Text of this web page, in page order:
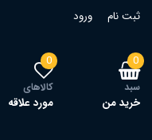
ثبت نام ورود
0
سبد
خرید من
0
کالاهای
مورد علاقه